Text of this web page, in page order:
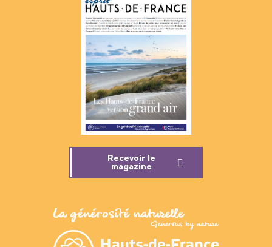
Recevoir le
magazine